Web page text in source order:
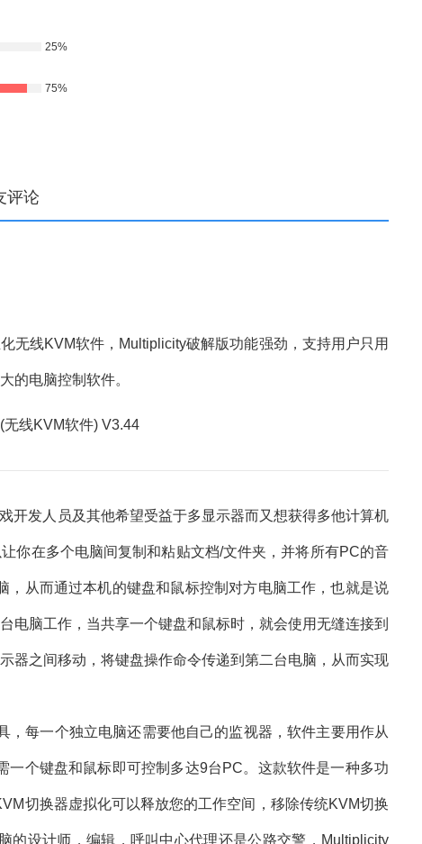
25%
75%
评论
无线KVM软件，Multiplicity破解版功能强劲，支持用户只用
的电脑控制软件。
发人员及其他希望受益于多显示器而又想获得多他计算机
你在多个电脑间复制和粘贴文档/文件夹，并将所有PC的音
从而通过本机的键盘和鼠标控制对方电脑工作，也就是说
电脑工作，当共享一个键盘和鼠标时，就会使用无缝连接到
器之间移动，将键盘操作命令传递到第二台电脑，从而实现
一个独立电脑还需要他自己的监视器，软件主要用作从
个键盘和鼠标即可控制多达9台PC。这款软件是一种多功
切换器虚拟化可以释放您的工作空间，移除传统KVM切换
的设计师，编辑，呼叫中心代理还是公路交警，Multiplicity